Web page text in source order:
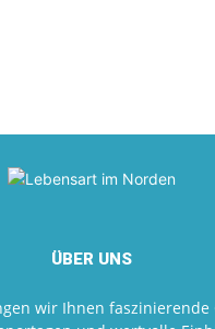
ÜBER UNS
wir Ihnen faszinierende